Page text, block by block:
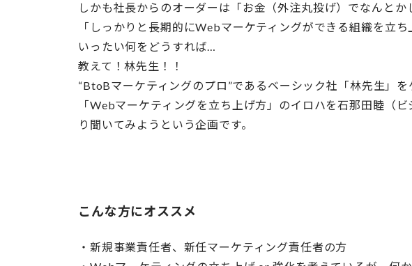
しかも社長からのオーダーは「お金（外注丸投げ）でなんとか
「しっかりと長期的にWebマーケティングができる組織を立ち
いったい何をどうすれば…
教えて！林先生！！
“BtoBマーケティングのプロ”であるベーシック社「林先生」を
「Webマーケティングを立ち上げ方」のイロハを石那田睦（
り聞いてみようという企画です。
こんな方にオススメ
・新規事業責任者、新任マーケティング責任者の方